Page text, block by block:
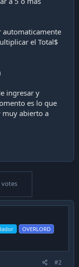
automaticamente
el Total$
ingresar y
es lo que
muy abierto a
votes
OVERLORD
#2